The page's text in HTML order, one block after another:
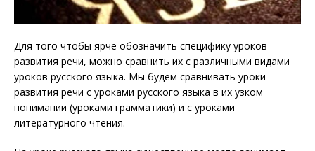
Для того чтобы ярче обозначить специфику уроков
развития речи, можно сравнить их с различными видами
уроков русского языка. Мы будем сравнивать уроки
развития речи с уроками русского языка в их узком
понимании (уроками грамматики) и с уроками
литературного чтения.